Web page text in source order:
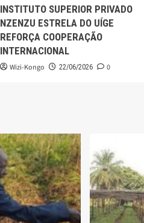
INSTITUTO SUPERIOR PRIVADO
NZENZU ESTRELA DO UÍGE
REFORÇA COOPERAÇÃO
INTERNACIONAL
Wizi-Kongo 22/06/2026 0